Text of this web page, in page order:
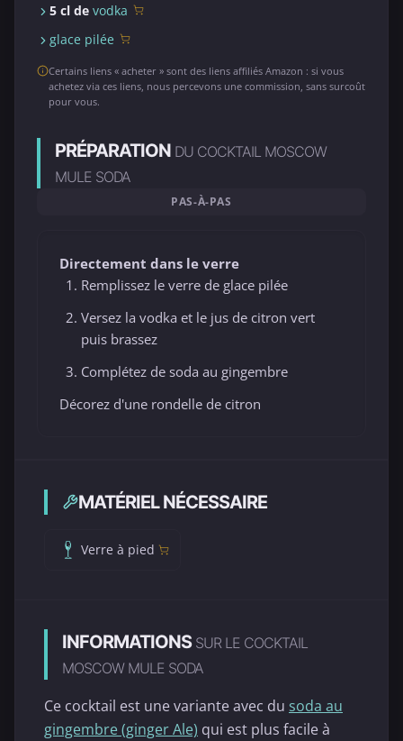
5 cl de vodka
glace pilée
Certains liens « acheter » sont des liens affiliés Amazon : si vous
achetez via ces liens, nous percevons une commission, sans surcoût
pour vous.
PRÉPARATION DU COCKTAIL MOSCOW
MULE SODA
PAS-À-PAS
Directement dans le verre
Remplissez le verre de glace pilée
Versez la vodka et le jus de citron vert
puis brassez
Complétez de soda au gingembre
Décorez d'une rondelle de citron
MATÉRIEL NÉCESSAIRE
Verre à pied
INFORMATIONS SUR LE COCKTAIL
MOSCOW MULE SODA
Ce cocktail est une variante avec du soda au
gingembre (ginger Ale) qui est plus facile à